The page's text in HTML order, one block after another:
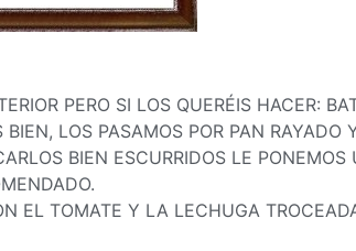
PERO SI LOS QUERÉIS HACER:
LOS PASAMOS POR PAN RAYADO
BIEN ESCURRIDOS LE PONEMOS
EL TOMATE Y LA LECHUGA